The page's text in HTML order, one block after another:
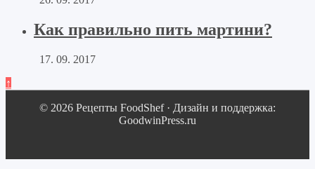
Как правильно пить мартини?
17. 09. 2017
↑
© 2026 Рецепты FoodShef · Дизайн и поддержка:
GoodwinPress.ru